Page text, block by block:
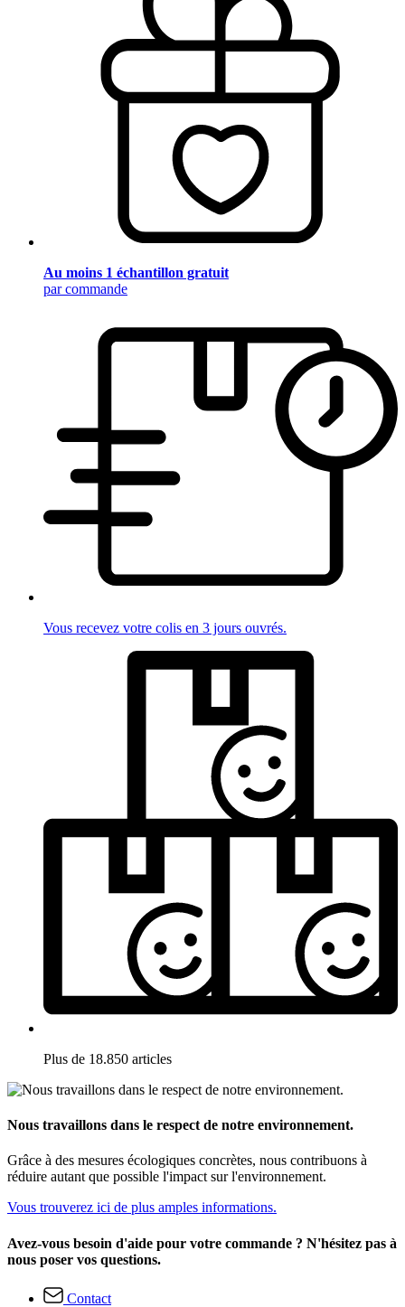
Au moins 1 échantillon gratuit
par commande
Vous recevez votre colis en 3 jours ouvrés.
Plus de 18.850 articles
Nous travaillons dans le respect de notre environnement.
Grâce à des mesures écologiques concrètes, nous contribuons à
réduire autant que possible l'impact sur l'environnement.
Vous trouverez ici de plus amples informations.
Avez-vous besoin d'aide pour votre commande ? N'hésitez pas à
nous poser vos questions.
Contact